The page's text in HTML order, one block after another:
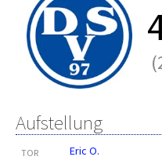
Aufstellung
TOR Eric O.